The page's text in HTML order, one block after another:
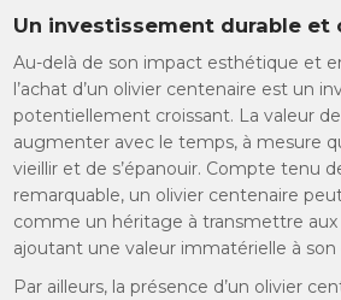
Un investissement durable et
Au-delà de son impact esthétique et
l’achat d’un olivier centenaire est un
potentiellement croissant. La valeur
augmenter avec le temps, à mesure
vieillir et de s’épanouir. Compte tenu
remarquable, un olivier centenaire
comme un héritage à transmettre
ajoutant une valeur immatérielle à son
Par ailleurs, la présence d’un olivier